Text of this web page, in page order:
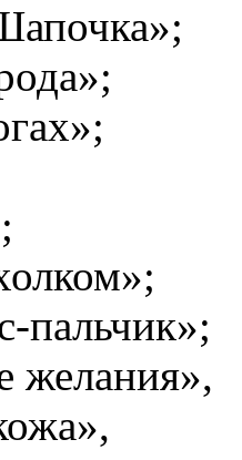
пальчик»;
желания»,